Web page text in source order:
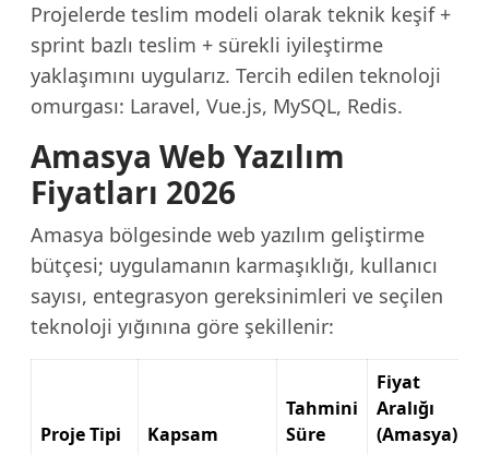
Projelerde teslim modeli olarak teknik keşif +
sprint bazlı teslim + sürekli iyileştirme
yaklaşımını uygularız. Tercih edilen teknoloji
omurgası: Laravel, Vue.js, MySQL, Redis.
Amasya Web Yazılım
Fiyatları 2026
Amasya bölgesinde web yazılım geliştirme
bütçesi; uygulamanın karmaşıklığı, kullanıcı
sayısı, entegrasyon gereksinimleri ve seçilen
teknoloji yığınına göre şekillenir:
Proje Tipi Kapsam
Tahmini
Süre
Fiyat
Aralığı
(Amasya)